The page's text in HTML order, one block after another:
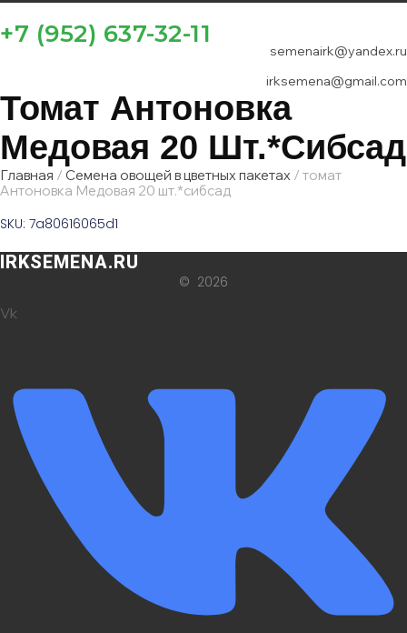
+7 (952) 637-32-11
semenairk@yandex.ru
irksemena@gmail.com
Томат Антоновка
Медовая 20 Шт.*сибсад
Главная / Семена овощей в цветных пакетах / томат
Антоновка Медовая 20 шт.*сибсад
SKU: 7a80616065d1
IRKSEMENA.RU
© 2026
Vk